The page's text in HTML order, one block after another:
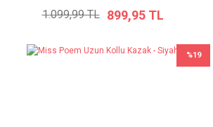
1.099,99 TL 899,95 TL
%19